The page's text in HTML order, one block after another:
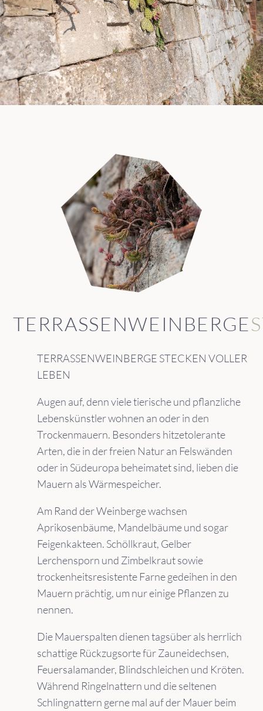
TERRASSENWEINBERGE
TERRASSENWEINBERGE STECKEN VOLLER
LEBEN
Augen auf, denn viele tierische und pflanzliche
Lebenskünstler wohnen an oder in den
Trockenmauern. Besonders hitzetolerante
Arten, die in der freien Natur an Felswänden
oder in Südeuropa beheimatet sind, lieben die
Mauern als Wärmespeicher.
Am Rand der Weinberge wachsen
Aprikosenbäume, Mandelbäume und sogar
Feigenkakteen. Schöllkraut, Gelber
Lerchensporn und Zimbelkraut sowie
trockenheitsresistente Farne gedeihen in den
Mauern prächtig, um nur einige Pflanzen zu
nennen.
Die Mauerspalten dienen tagsüber als herrlich
schattige Rückzugsorte für Zauneidechsen,
Feuersalamander, Blindschleichen und Kröten.
Während Ringelnattern und die seltenen
Schlingnattern gerne mal auf der Mauer beim